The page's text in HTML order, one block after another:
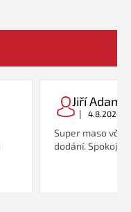
Jiří
| 4.8.2026
Super maso
dodání.